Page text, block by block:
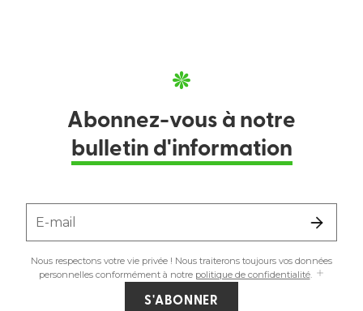
Abonnez-vous à notre
bulletin d'information
E-mail
Nous respectons votre vie privée ! Nous traiterons toujours vos données
personnelles conformément à notre politique de confidentialité.
S'ABONNER